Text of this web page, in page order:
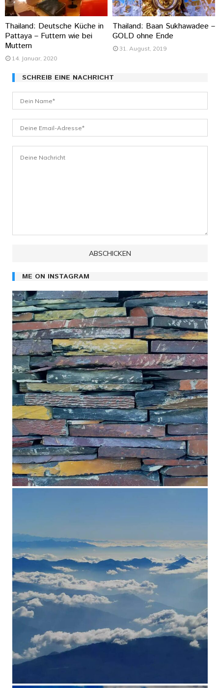
Thailand: Deutsche Küche in
Pattaya – Futtern wie bei
Muttern
14. Januar, 2020
Thailand: Baan Sukhawadee –
GOLD ohne Ende
31. August, 2019
SCHREIB EINE NACHRICHT
ME ON INSTAGRAM